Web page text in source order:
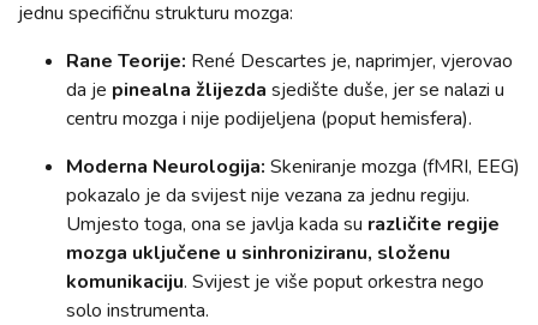
jednu specifičnu strukturu mozga:
Rane Teorije: René Descartes je, naprimjer, vjerovao
da je pinealna žlijezda sjedište duše, jer se nalazi u
centru mozga i nije podijeljena (poput hemisfera).
Moderna Neurologija: Skeniranje mozga (fMRI, EEG)
pokazalo je da svijest nije vezana za jednu regiju.
Umjesto toga, ona se javlja kada su različite regije
mozga uključene u sinhroniziranu, složenu
komunikaciju. Svijest je više poput orkestra nego
solo instrumenta.